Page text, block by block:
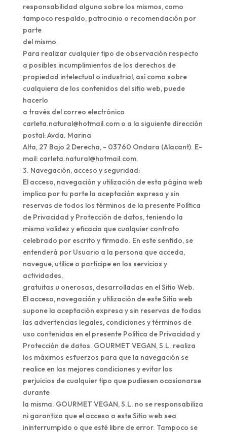
responsabilidad alguna sobre los mismos, como
tampoco respaldo, patrocinio o recomendación por
parte
del mismo.
Para realizar cualquier tipo de observación respecto
a posibles incumplimientos de los derechos de
propiedad intelectual o industrial, así como sobre
cualquiera de los contenidos del sitio web, puede
hacerlo
a través del correo electrónico
carleta.natural@hotmail.com o a la siguiente dirección
postal: Avda. Marina
Alta, 27 Bajo 2 Derecha, - 03760 Ondara (Alacant). E-
mail: carleta.natural@hotmail.com.
3. Navegación, acceso y seguridad:
El acceso, navegación y utilización de esta página web
implica por tu parte la aceptación expresa y sin
reservas de todos los términos de la presente Política
de Privacidad y Protección de datos, teniendo la
misma validez y eficacia que cualquier contrato
celebrado por escrito y firmado. En este sentido, se
entenderá por Usuario a la persona que acceda,
navegue, utilice o participe en los servicios y
actividades,
gratuitas u onerosas, desarrolladas en el Sitio Web.
El acceso, navegación y utilización de este Sitio web
supone la aceptación expresa y sin reservas de todas
las advertencias legales, condiciones y términos de
uso contenidas en el presente Política de Privacidad y
Protección de datos. GOURMET VEGAN, S.L. realiza
los máximos esfuerzos para que la navegación se
realice en las mejores condiciones y evitar los
perjuicios de cualquier tipo que pudiesen ocasionarse
durante
la misma. GOURMET VEGAN, S.L. no se responsabiliza
ni garantiza que el acceso a este Sitio web sea
ininterrumpido o que esté libre de error. Tampoco se